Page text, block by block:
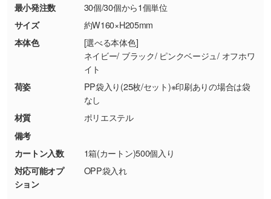
DIC・PANTONEなどのカラーチップの指定や、
現物支給による色指定も承っております。→
しく見る
・背景がある画像からキャラクター部分だけを
使いたいです
シンプルな背景のデータや、使いたいキャラク
ター部分の輪郭がはっきりしているデータは切
・持っているデータの背景が足りない／塗り足
しの作り方が分からない
印刷したいデータが印刷範囲よりも小さい場
・お客様の元で商品を加工された場合、または
商品が破損した場合
・商品到着後7日以上経過している場合
・お客様のご都合による返品・交換依頼(商
品・色・数量などの注文間違い等)
最小発注数
30個/30個から1個単位
サイズ
約W160×H205mm
本体色
[選べる本体色]
ネイビー/ ブラック/ ピンクベージュ/ オフホワ
イト
荷姿
PP袋入り(25枚/セット)※印刷ありの場合は袋
なし
材質
ポリエステル
備考
カートン入数
1箱(カートン)500個入り
対応可能オプ
ション
OPP袋入れ